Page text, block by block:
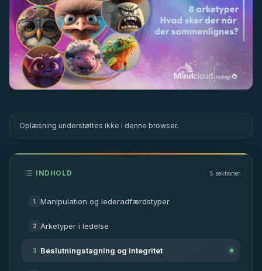
Oplæsning understøttes ikke i denne browser.
INDHOLD 5 sektioner
1 Manipulation og lederadfærdstyper
2 Arketyper i ledelse
3 Beslutningstagning og integritet